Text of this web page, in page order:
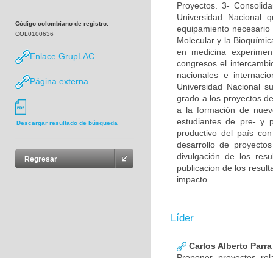
Código colombiano de registro:
COL0100636
Enlace GrupLAC
Página externa
Descargar resultado de búsqueda
Regresar
Proyectos. 3-
Universidad
equipamiento
Molecular y la
en medicina
congresos el
nacionales e
Universidad Nacional
grado a los proyectos
a la formación de
estudiantes de pre- y
productivo del país
desarrollo de
divulgación de los
publicacion de los
impacto
Líder
Carlos Alberto